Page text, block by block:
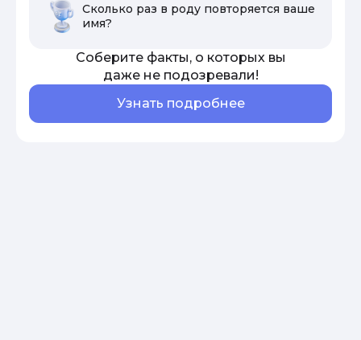
Сколько раз в роду повторяется ваше
имя?
Соберите факты, о которых вы
даже не подозревали!
Узнать подробнее